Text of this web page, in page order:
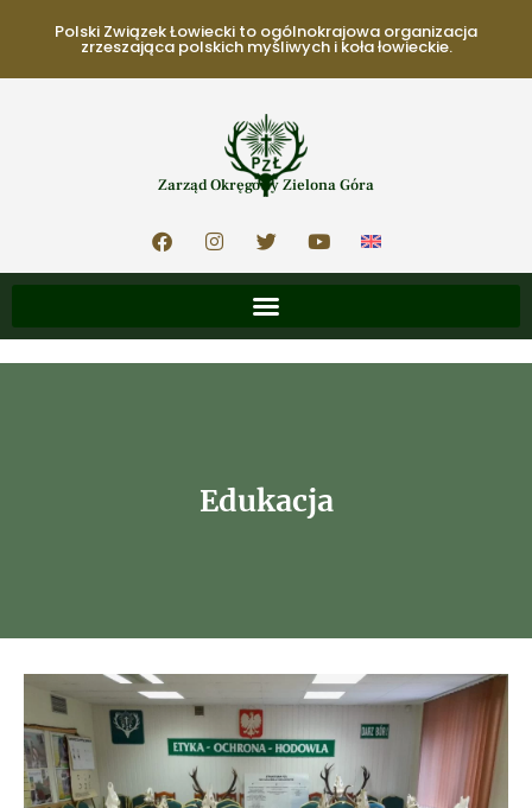
Polski Związek Łowiecki to ogólnokrajowa organizacja
zrzeszająca polskich myśliwych i koła łowieckie.
Zarząd Okręgowy Zielona Góra
Edukacja